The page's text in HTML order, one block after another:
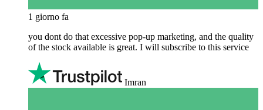
1 giorno fa
you dont do that excessive pop-up marketing, and the quality
of the stock available is great. I will subscribe to this service
Imran